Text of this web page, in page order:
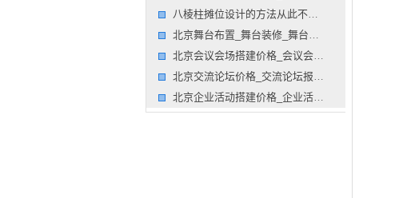
八棱柱摊位设计的方法从此不盲目搭建
北京舞台布置_舞台装修_舞台装修公司
北京会议会场搭建价格_会议会场搭建报价_会议会场搭建价格
北京交流论坛价格_交流论坛报价_交流论坛价格公司
北京企业活动搭建价格_企业活动 搭建报价_企业活动 搭建价